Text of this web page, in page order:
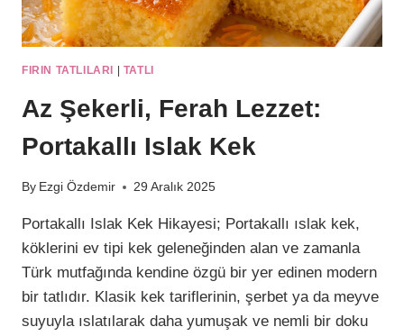
FIRIN TATLILARI | TATLI
Az Şekerli, Ferah Lezzet:
Portakallı Islak Kek
By Ezgi Özdemir 29 Aralık 2025
Portakallı Islak Kek Hikayesi; Portakallı ıslak kek,
köklerini ev tipi kek geleneğinden alan ve zamanla
Türk mutfağında kendine özgü bir yer edinen modern
bir tatlıdır. Klasik kek tariflerinin, şerbet ya da meyve
suyuyla ıslatılarak daha yumuşak ve nemli bir doku